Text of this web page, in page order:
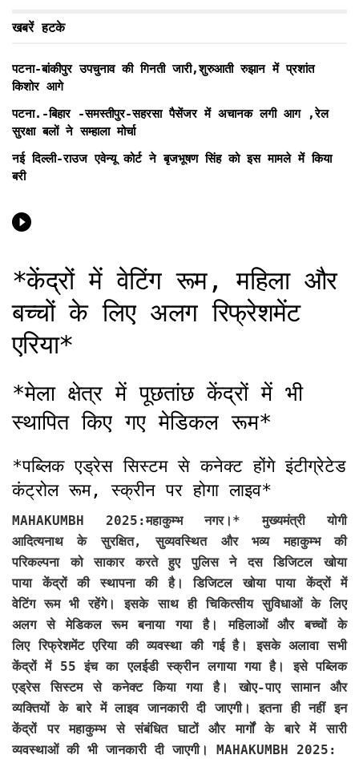
खबरें हटके
पटना-बांकीपुर उपचुनाव की गिनती जारी,शुरुआती रुझान में प्रशांत
किशोर आगे
पटना.-बिहार -समस्तीपुर-सहरसा पैसेंजर में अचानक लगी आग ,रेल
सुरक्षा बलों ने सम्हाला मोर्चा
नई दिल्ली-राउज एवेन्यू कोर्ट ने बृजभूषण सिंह को इस मामले में किया
बरी
*केंद्रों में वेटिंग रूम, महिला और
बच्चों के लिए अलग रिफ्रेशमेंट
एरिया*
*मेला क्षेत्र में पूछतांछ केंद्रों में भी
स्थापित किए गए मेडिकल रूम*
*पब्लिक एड्रेस सिस्टम से कनेक्ट होंगे इंटीग्रेटेड
कंट्रोल रूम, स्क्रीन पर होगा लाइव*
MAHAKUMBH 2025:महाकुम्भ नगर।* मुख्यमंत्री योगी
आदित्यनाथ के सुरक्षित, सुव्यवस्थित और भव्य महाकुम्भ की
परिकल्पना को साकार करते हुए पुलिस ने दस डिजिटल खोया
पाया केंद्रों की स्थापना की है। डिजिटल खोया पाया केंद्रों में
वेटिंग रूम भी रहेंगे। इसके साथ ही चिकित्सीय सुविधाओं के लिए
अलग से मेडिकल रूम बनाया गया है। महिलाओं और बच्चों के
लिए रिफ्रेशमेंट एरिया की व्यवस्था की गई है। इसके अलावा सभी
केंद्रों में 55 इंच का एलईडी स्क्रीन लगाया गया है। इसे पब्लिक
एड्रेस सिस्टम से कनेक्ट किया गया है। खोए-पाए सामान और
व्यक्तियों के बारे में लाइव जानकारी दी जाएगी। इतना ही नहीं इन
केंद्रों पर महाकुम्भ से संबंधित घाटों और मार्गों के बारे में सारी
व्यवस्थाओं की भी जानकारी दी जाएगी। MAHAKUMBH 2025: